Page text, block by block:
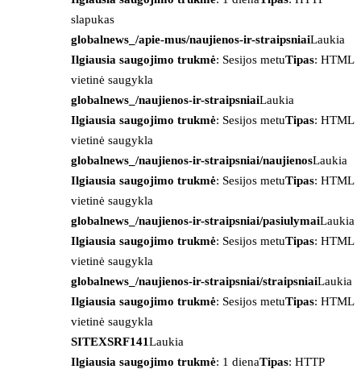
slapukas
globalnews_/apie-mus/naujienos-ir-straipsniaiLaukia
Ilgiausia saugojimo trukmė: Sesijos metuTipas: HTML
vietinė saugykla
globalnews_/naujienos-ir-straipsniaiLaukia
Ilgiausia saugojimo trukmė: Sesijos metuTipas: HTML
vietinė saugykla
globalnews_/naujienos-ir-straipsniai/naujienosLaukia
Ilgiausia saugojimo trukmė: Sesijos metuTipas: HTML
vietinė saugykla
globalnews_/naujienos-ir-straipsniai/pasiulymaiLaukia
Ilgiausia saugojimo trukmė: Sesijos metuTipas: HTML
vietinė saugykla
globalnews_/naujienos-ir-straipsniai/straipsniaiLaukia
Ilgiausia saugojimo trukmė: Sesijos metuTipas: HTML
vietinė saugykla
SITEXSRF141Laukia
Ilgiausia saugojimo trukmė: 1 dienaTipas: HTTP